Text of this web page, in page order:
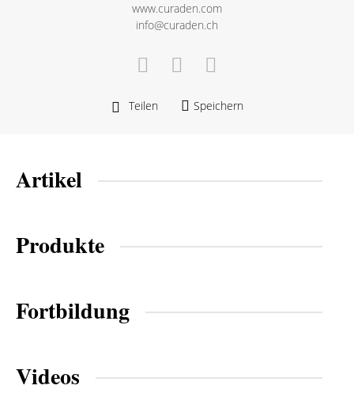
www.curaden.com
info@curaden.ch
Teilen Speichern
Artikel
Produkte
Fortbildung
Videos